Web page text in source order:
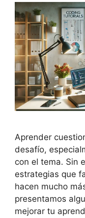
Aprender
desafío,
con el tema. Sin
estrategias que
hacen mucho
presentamos
mejorar tu